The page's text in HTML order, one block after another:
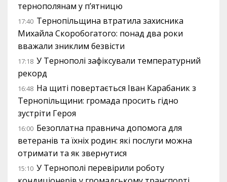
тернополянам у п’ятницю
17:40 Тернопільщина втратила захисника
Михайла Скоробогатого: понад два роки
вважали зниклим безвісти
17:18 У Тернополі зафіксували температурний
рекорд
16:48 На щиті повертається Іван Карабаник з
Тернопільщини: громада просить гідно
зустріти Героя
16:00 Безоплатна правнича допомога для
ветеранів та їхніх родин: які послуги можна
отримати та як звернутися
15:10 У Тернополі перевірили роботу